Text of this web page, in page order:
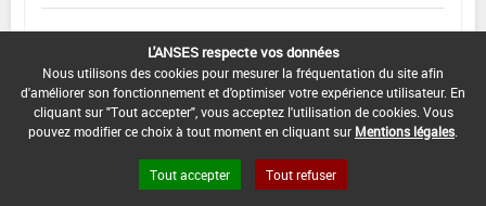
INTERVALLE MINIMUM ENTRE APPLICATIONS :
-
DATE DE RETRAIT DE L'USAGE :
05/10/2001
DATE DE FIN DE DISTRIBUTION :
L'ANSES respecte vos données
Nous utilisons des cookies pour mesurer la fréquentation du site afin
d'améliorer son fonctionnement et d'optimiser votre expérience utilisateur. En
cliquant sur "Tout accepter", vous acceptez l'utilisation de cookies. Vous
pouvez modifier ce choix à tout moment en cliquant sur Mentions légales
Tout accepter Tout refuser